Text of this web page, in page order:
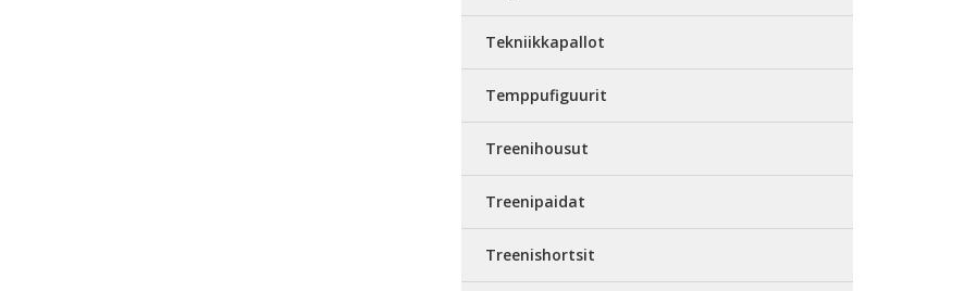
Tekniikkapallot
Temppufiguurit
Treenihousut
Treenipaidat
Treenishortsit